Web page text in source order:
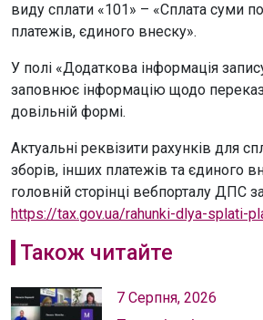
виду сплати «101» – «Сплата суми
платежів, єдиного внеску».
У полі «Додаткова інформація
заповнює інформацію щодо
довільній формі.
Актуальні реквізити рахунків для
зборів, інших платежів та єдиного
головній сторінці вебпорталу ДПС
https://tax.gov.ua/rahunki-dlya-splati-
Також читайте
7 Серпня, 2026